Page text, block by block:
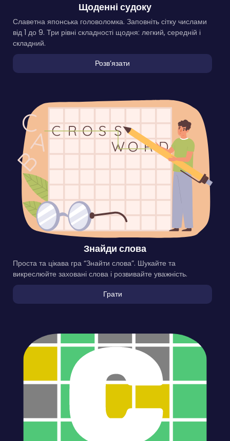
Щоденні судоку
Славетна японська головоломка. Заповніть сітку числами
від 1 до 9. Три рівні складності щодня: легкий, середній і
складний.
Розвʼязати
Знайди слова
Проста та цікава гра “Знайти слова”. Шукайте та
викреслюйте заховані слова і розвивайте уважність.
Грати